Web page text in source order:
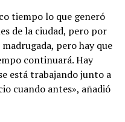
tiempo lo que generó
de la ciudad, pero por
pero hay que
continuará. Hay
está trabajando junto a
cuando antes», añadió